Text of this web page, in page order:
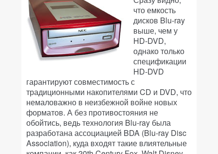
что емкость
дисков Blu-ray
выше, чем у
HD-DVD,
однако только
спецификации
HD-DVD
гарантируют совместимость с
традиционными накопителями CD и DVD, что
немаловажно в неизбежной войне новых
форматов. А без противостояния не
обойтись, ведь технология Blu-ray была
разработана ассоциацией BDA (Blu-ray Disc
Association), куда входят такие влиятельные